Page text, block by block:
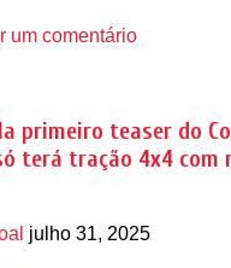
substituído pela linha
marca própria e com o
aparentemente segue
chegou a ganhar
primeiro veículo, o SU7.
um comentário
primeiro teaser do
terá tração 4x4 com
julho 31, 2025